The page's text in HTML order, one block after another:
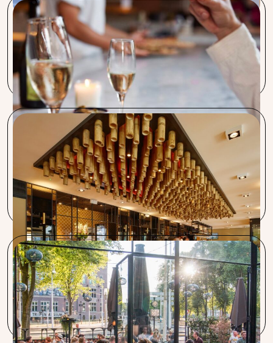
De Pizzabakkers
Onze voornaamste reden voor deelname aan Procent, is de
kostenreductie die we zelf bijna niet voor elkaar krijgen.
Majestic, Café Zwart & Euro Pub
Ook de Yip group profiteert van de snelle en efficiënte
service waarmee Procent ontzorgt. Vooral het regelen van
de nutsvoorzieningen scheelt veel tijd.
Bar Botanique, Café Kuiper, Louie Louie
Procent heeft een goed verhaal: besparing in geld en tijd. Ze
nemen belangrijk werk uit handen en houden de lijnen kort.